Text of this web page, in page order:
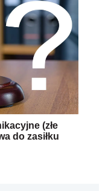
(złe
do zasiłku